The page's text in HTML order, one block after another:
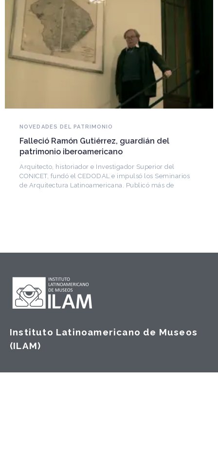
NOVEDADES DEL PATRIMONIO
Falleció Ramón Gutiérrez, guardián del
patrimonio iberoamericano
Arquitecto, historiador e Investigador Superior del
CONICET, fundó el CEDODAL e impulsó los Seminarios
de Arquitectura Latinoamericana. Publicó más de
Instituto Latinoamericano de Museos
(ILAM)